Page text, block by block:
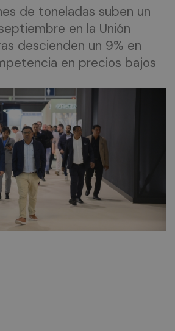
de toneladas suben un
en la Unión
descienden un 9% en
en precios bajos